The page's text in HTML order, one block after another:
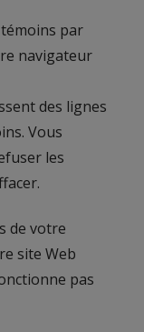
par
navigateur
des lignes
Vous
les
de votre
site Web
pas